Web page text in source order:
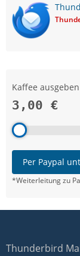
Kaffee
3,00 €
Per Paypal
*Weiterleitung zu
Thunderbird